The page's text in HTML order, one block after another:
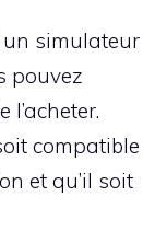
un simulateur
pouvez
l’acheter.
compatible
et qu’il soit